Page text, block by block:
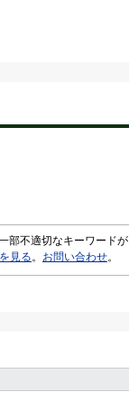
部不適切なキーワードが
見る 。 お問い合わせ。